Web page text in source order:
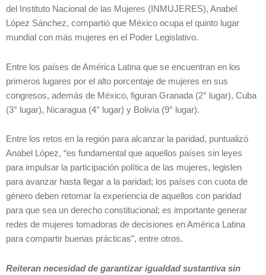
del Instituto Nacional de las Mujeres (INMUJERES), Anabel
López Sánchez, compartió que México ocupa el quinto lugar
mundial con más mujeres en el Poder Legislativo.
Entre los países de América Latina que se encuentran en los
primeros lugares por el alto porcentaje de mujeres en sus
congresos, además de México, figuran Granada (2° lugar), Cuba
(3° lugar), Nicaragua (4° lugar) y Bolivia (9° lugar).
Entre los retos en la región para alcanzar la paridad, puntualizó
Anabel López, “es fundamental que aquellos países sin leyes
para impulsar la participación política de las mujeres, legislen
para avanzar hasta llegar a la paridad; los países con cuota de
género deben retomar la experiencia de aquellos con paridad
para que sea un derecho constitucional; es importante generar
redes de mujeres tomadoras de decisiones en América Latina
para compartir buenas prácticas”, entre otros.
Reiteran necesidad de garantizar igualdad sustantiva sin